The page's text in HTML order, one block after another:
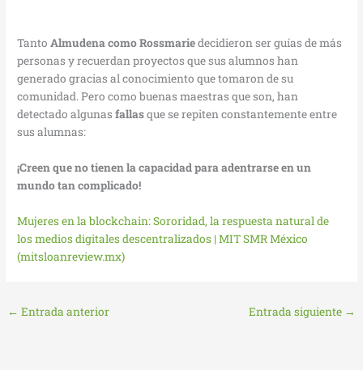
TantoAlmudena como Rossmariedecidieron ser guías de más
personas y recuerdan proyectos que sus alumnos han
generado gracias al conocimiento que tomaron de su
comunidad. Pero como buenas maestras que son, han
detectado algunasfallasque se repiten constantemente entre
sus alumnas:
¡Creen que no tienen la capacidad para adentrarse en un
mundo tan complicado!
Mujeres en la blockchain: Sororidad, la respuesta natural de
los medios digitales descentralizados | MIT SMR México
(mitsloanreview.mx)
← Entrada anterior Entrada siguiente →